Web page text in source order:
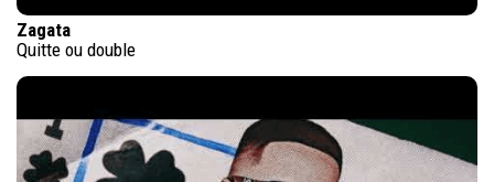
Zagata
Quitte ou double